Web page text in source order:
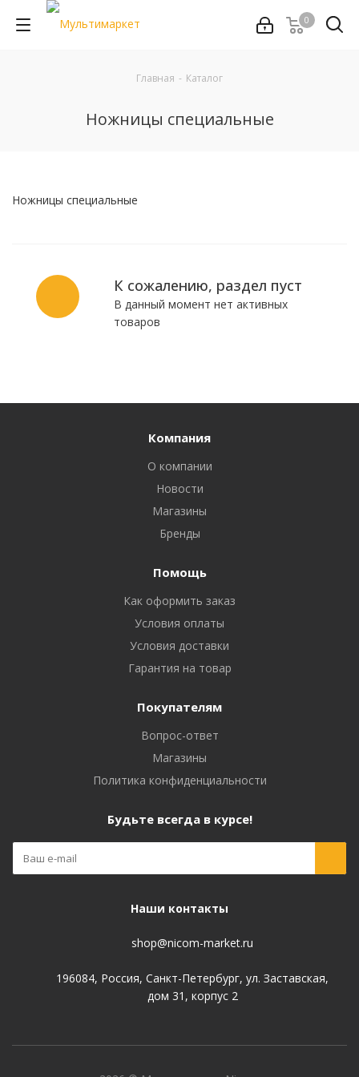
0
Главная - Каталог
Ножницы специальные
Ножницы специальные
К сожалению, раздел пуст
В данный момент нет активных
товаров
Компания
О компании
Новости
Магазины
Бренды
Помощь
Как оформить заказ
Условия оплаты
Условия доставки
Гарантия на товар
Покупателям
Вопрос-ответ
Магазины
Политика конфиденциальности
Будьте всегда в курсе!
Наши контакты
shop@nicom-market.ru
196084, Россия, Санкт-Петербург, ул. Заставская,
дом 31, корпус 2